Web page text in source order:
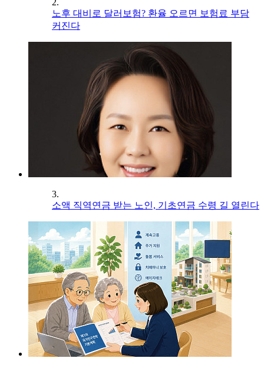
2.
노후 대비로 달러보험? 환율 오르면 보험료 부담
커진다
3.
소액 직역연금 받는 노인, 기초연금 수령 길 열린다